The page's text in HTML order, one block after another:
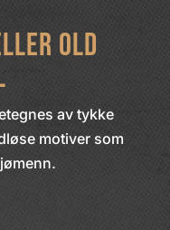
Old
av tykke
motiver som